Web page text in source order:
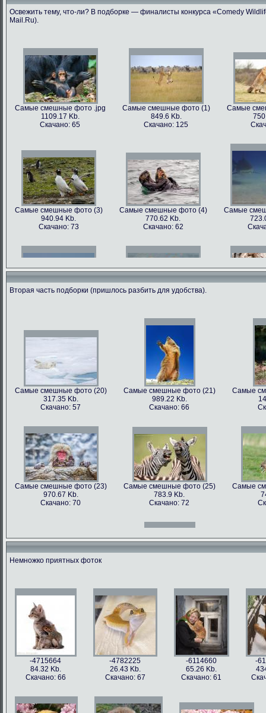
Освежить тему, что-ли? В подборке — финалисты конкурса «Comedy
Mail.Ru).
Самые смешные фото .jpg
1109.17 Kb.
Скачано: 65
Самые смешные фото (1)
849.6 Kb.
Скачано: 125
Самые
Самые смешные фото (3)
940.94 Kb.
Скачано: 73
Самые смешные фото (4)
770.62 Kb.
Скачано: 62
Самые
Самые смешные фото (9)
562.79 Kb.
Самые смешные фото (10)
899.22 Kb.
Самые
996.47 Kb.
Скачано: 71
Самые смешные фото (15)
809.97 Kb.
Скачано: 68
Самые смешные фото (16)
674.29 Kb.
Скачано: 79
Самые
Вторая часть подборки (пришлось разбить для удобства).
Самые смешные фото (20)
317.35 Kb.
Скачано: 57
Самые смешные фото (21)
989.22 Kb.
Скачано: 66
Самые
Самые смешные фото (23)
970.67 Kb.
Скачано: 70
Самые смешные фото (25)
783.9 Kb.
Скачано: 72
Самые
Самые смешные фото (27)
Скачано: 61
Самые смешные фото (28)
1158.5 Kb.
Скачано: 76
Самые
Самые смешные фото (31)
626.42 Kb.
Скачано: 77
Самые смешные фото (33)
1054 Kb.
Скачано: 85
Немножко приятных фоток
-4715664
84.32 Kb.
Скачано: 66
-4782225
26.43 Kb.
Скачано: 67
-6114660
65.26 Kb.
Скачано: 61
-